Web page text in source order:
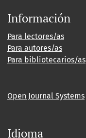
Información
Para lectores/as
Para autores/as
Para bibliotecarios/as
Open Journal Systems
Idioma